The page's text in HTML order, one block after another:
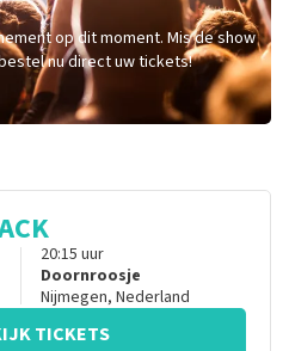
op dit moment. Mis de show
nu direct uw tickets!
20:15 uur
Doornroosje
Nijmegen, Nederland
TICKETS